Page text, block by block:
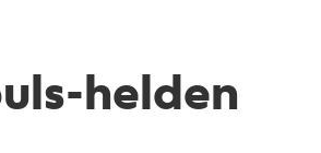
helden